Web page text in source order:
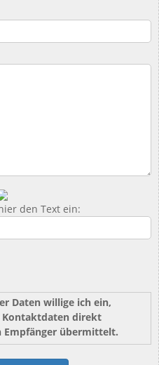
den Text ein:
Daten willige ich ein,
Kontaktdaten direkt
Empfänger übermittelt.